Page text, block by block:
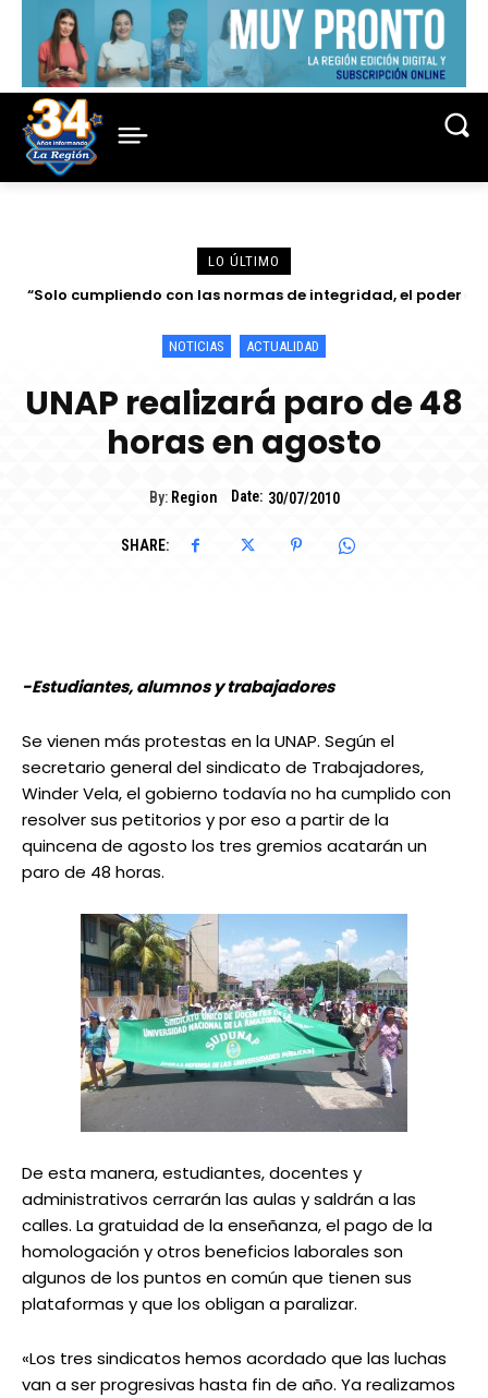
LO ÚLTIMO
“Solo cumpliendo con las normas de integridad, el poder
esfuerzos de anticorrupción en...
Discurso por el Día del Juez y la Jueza del Dr. Reynaldo
NOTICIAS ACTUALIDAD
UNAP realizará paro de 48
horas en agosto
By: Region Date: 30/07/2010
SHARE:
-Estudiantes, alumnos y trabajadores
Se vienen más protestas en la UNAP. Según el
secretario general del sindicato de Trabajadores,
Winder Vela, el gobierno todavía no ha cumplido con
resolver sus petitorios y por eso a partir de la
quincena de agosto los tres gremios acatarán un
paro de 48 horas.
De esta manera, estudiantes, docentes y
administrativos cerrarán las aulas y saldrán a las
calles. La gratuidad de la enseñanza, el pago de la
homologación y otros beneficios laborales son
algunos de los puntos en común que tienen sus
plataformas y que los obligan a paralizar.
«Los tres sindicatos hemos acordado que las luchas
van a ser progresivas hasta fin de año. Ya realizamos